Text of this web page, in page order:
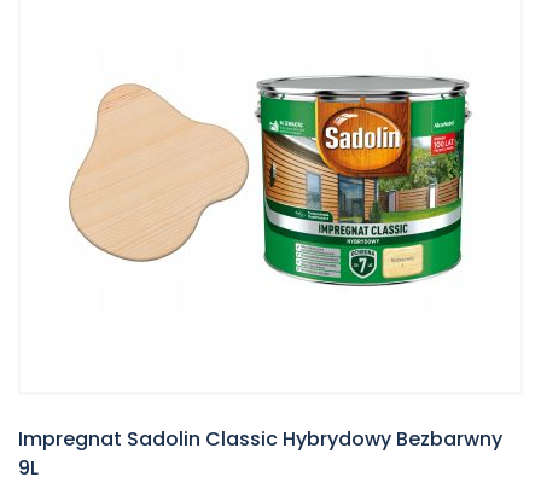
Impregnat Sadolin Classic Hybrydowy Bezbarwny
9L